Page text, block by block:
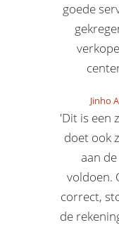
goede
Jinho
'Dit is een
doet ook
aan
voldoen.
correct,
de